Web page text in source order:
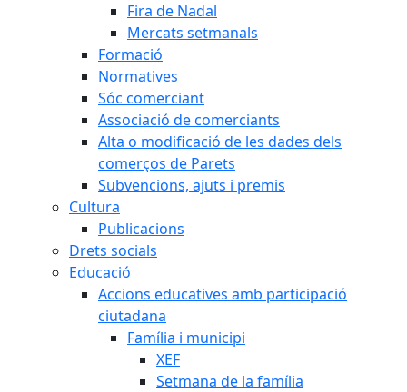
Fira de Nadal
Mercats setmanals
Formació
Normatives
Sóc comerciant
Associació de comerciants
Alta o modificació de les dades dels
comerços de Parets
Subvencions, ajuts i premis
Cultura
Publicacions
Drets socials
Educació
Accions educatives amb participació
ciutadana
Família i municipi
XEF
Setmana de la família